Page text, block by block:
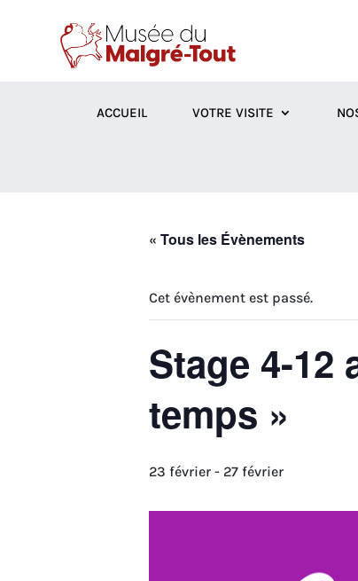
ACCUEIL VOTRE VISITE
« Tous les Évènements
Cet évènement est passé.
Stage 4-12
temps »
23 février - 27 février